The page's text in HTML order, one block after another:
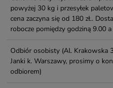
powyżej 30 kg i przesyłek
cena zaczyna się od 180 zł..
robocze pomiędzy godziną 9.00
Odbiór osobisty (Al. Krakowska
Janki k. Warszawy, prosimy o
odbiorem)